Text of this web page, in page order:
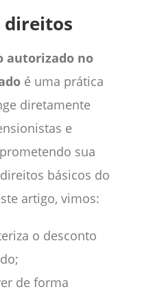
direitos
autorizado no
é uma prática
diretamente
e
sua
básicos do
artigo, vimos:
o desconto
de forma